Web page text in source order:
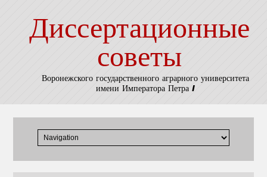
Диссертационные
советы
Воронежского государственного аграрного университета
имени Императора Петра I